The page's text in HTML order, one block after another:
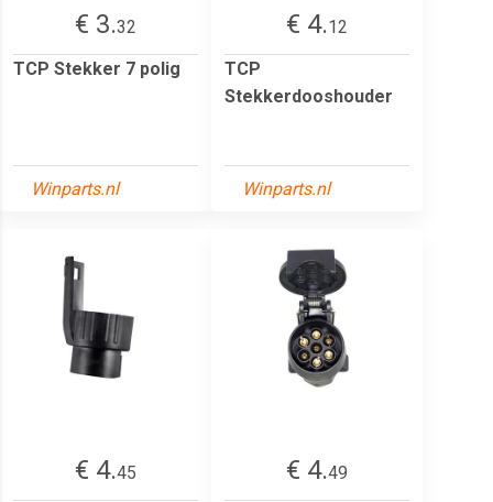
€ 3.32
TCP Stekker 7 polig
Winparts.nl
€ 4.12
TCP
Stekkerdooshouder
Winparts.nl
€ 4.45
€ 4.49